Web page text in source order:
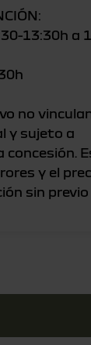
13:30h a
no
y sujeto a
concesión.
y el